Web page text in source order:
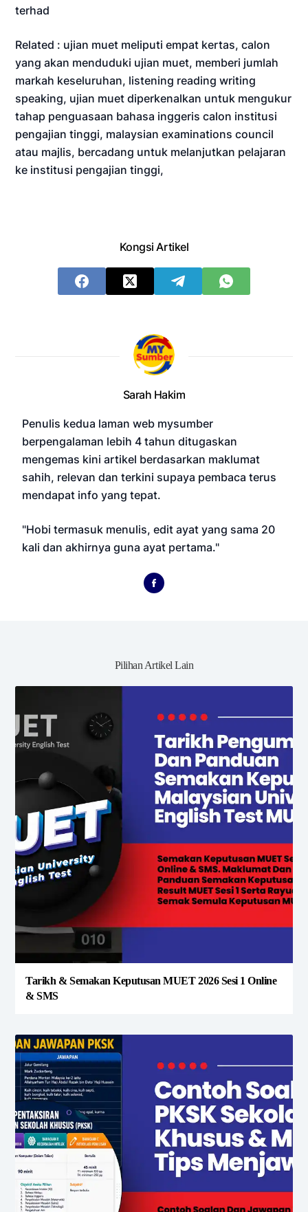
terhad
Related : ujian muet meliputi empat kertas, calon
yang akan menduduki ujian muet, memberi jumlah
markah keseluruhan, listening reading writing
speaking, ujian muet diperkenalkan untuk mengukur
tahap penguasaan bahasa inggeris calon institusi
pengajian tinggi, malaysian examinations council
atau majlis, bercadang untuk melanjutkan pelajaran
ke institusi pengajian tinggi,
Kongsi Artikel
Sarah Hakim
Penulis kedua laman web mysumber
berpengalaman lebih 4 tahun ditugaskan
mengemas kini artikel berdasarkan maklumat
sahih, relevan dan terkini supaya pembaca terus
mendapat info yang tepat.
"Hobi termasuk menulis, edit ayat yang sama 20
kali dan akhirnya guna ayat pertama."
Pilihan Artikel Lain
Tarikh & Semakan Keputusan MUET 2026 Sesi 1 Online
& SMS